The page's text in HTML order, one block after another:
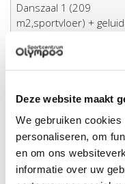
Deze website maakt
We gebruiken
personaliseren, om
en om ons
informatie over uw
Danszaal 1 (209
m2,sportvloer) + geluid
Danszaal 2 (214 m2,
vloer) + geluid
Spinningzaal basis
15 cycles + geluid
Spinningzaal extra